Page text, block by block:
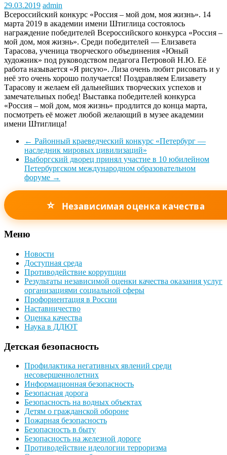
29.03.2019 admin
Всероссийский конкурс «Россия – мой дом, моя жизнь». 14
марта 2019 в академии имени Штиглица состоялось
награждение победителей Всероссийского конкурса «Россия –
мой дом, моя жизнь». Среди победителей — Елизавета
Тарасова, ученица творческого объединения «Юный
художник» под руководством педагога Петровой Н.Ю. Её
работа называется «Я рисую». Лиза очень любит рисовать и у
неё это очень хорошо получается! Поздравляем Елизавету
Тарасову и желаем ей дальнейших творческих успехов и
замечательных побед! Выставка победителей конкурса
«Россия – мой дом, моя жизнь» продлится до конца марта,
посмотреть её может любой желающий в музее академии
имени Штиглица!
← Районный краеведческий конкурс «Петербург —
наследник мировых цивилизаций»
Выборгский дворец принял участие в 10 юбилейном
Петербургском международном образовательном
форуме →
⭐ Независимая оценка качества
Меню
Новости
Доступная среда
Противодействие коррупции
Результаты независимой оценки качества оказания услуг
организациями социальной сферы
Профориентация в России
Наставничество
Оценка качества
Наука в ДДЮТ
Детская безопасность
Профилактика негативных явлений среди
несовершеннолетних
Информационная безопасность
Безопасная дорога
Безопасность на водных объектах
Детям о гражданской обороне
Пожарная безопасность
Безопасность в быту
Безопасность на железной дороге
Противодействие идеологии терроризма